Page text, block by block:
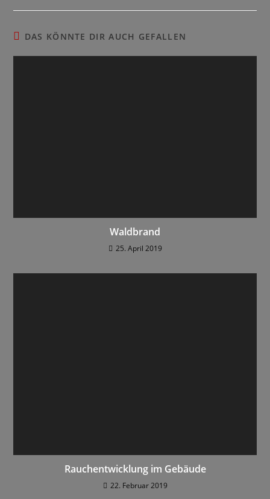
DAS KÖNNTE DIR AUCH GEFALLEN
Waldbrand
25. April 2019
Rauchentwicklung im Gebäude
22. Februar 2019